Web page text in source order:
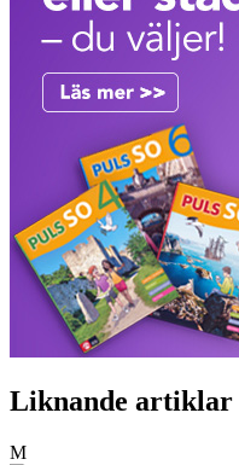
Liknande artiklar
M